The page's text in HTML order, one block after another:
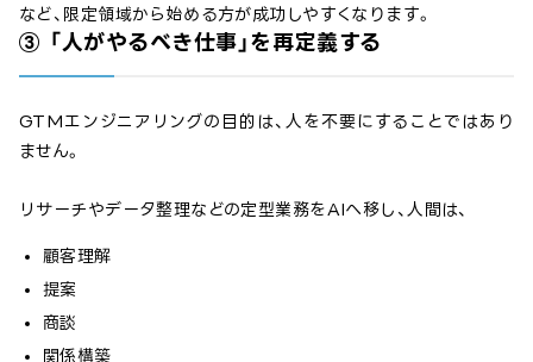
など、限定領域から始める方が成功しやすくなります。
③ 「人がやるべき仕事」を再定義する
GTMエンジニアリングの目的は、人を不要にすることではあり
ません。
リサーチやデータ整理などの定型業務をAIへ移し、人間は、
顧客理解
提案
商談
関係構築